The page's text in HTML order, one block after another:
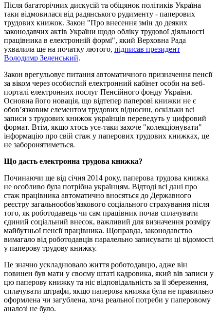
Після багаторічних дискусій та обіцянок політиків Україна
таки відмовилася від радянського рудименту - паперових
трудових книжок. Закон "Про внесення змін до деяких
законодавчих актів України щодо обліку трудової діяльності
працівника в електронній формі", який Верховна Рада
ухвалила ще на початку лютого, підписав президент
Володимр Зеленський.
Закон врегульовує питання автоматичного призначення пенсії
за віком через особистий електронний кабінет особи на веб-
порталі електронних послуг Пенсійного фонду України.
Основна його новація, що відтепер паперові книжки не є
обов’язковим елементом трудових відносин, оскільки всі
записи з трудових книжок українців переведуть у цифровий
формат. Втім, якщо хтось усе-таки захоче "колекціонувати"
інформацію про свій стаж у паперових трудових книжках, це
не заборонятиметься.
Що дасть електронна трудова книжка?
Починаючи ще від січня 2014 року, паперова трудова книжка
не особливо була потрібна українцям. Відтоді всі дані про
стаж працівника автоматично вносяться до Державного
реєстру загальнообов'язкового соціального страхування після
того, як роботодавець чи сам працівник почав сплачувати
єдиний соціальний внесок, важливий для визначення розміру
майбутньої пенсії працівника. Щоправда, законодавство
вимагало від роботодавців паралельно записувати ці відомості
у паперову трудову книжку.
Це значно ускладнювало життя роботодавцю, адже він
повинен був мати у своєму штаті кадровика, який вів записи у
цю паперову книжку та ніс відповідальність за її збереження,
сплачувати штрафи, якщо паперова книжка була не правильно
оформлена чи загублена, хоча реальної потреби у паперовому
аналозі не було.